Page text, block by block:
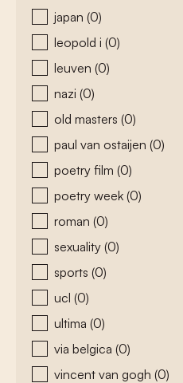
japan (0)
leopold i (0)
leuven (0)
nazi (0)
old masters (0)
paul van ostaijen (0)
poetry film (0)
poetry week (0)
roman (0)
sexuality (0)
sports (0)
ucl (0)
ultima (0)
via belgica (0)
vincent van gogh (0)